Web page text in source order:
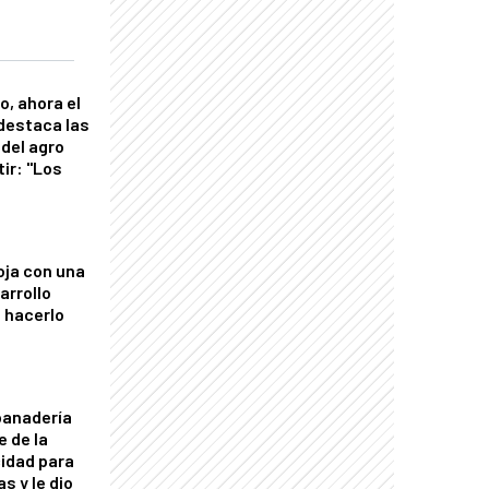
ahora el
las
agro
"Los
con una
hacerlo
de la
para
y le dio